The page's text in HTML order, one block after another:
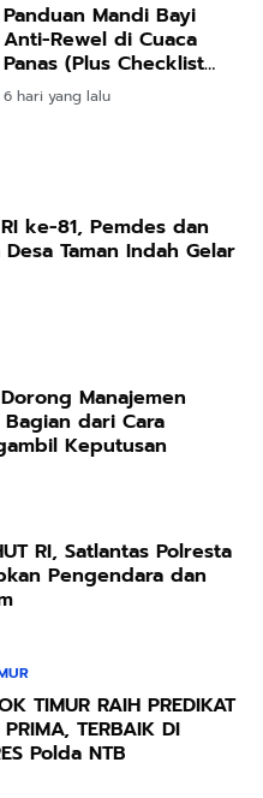
Panduan Mandi Bayi
Anti-Rewel di Cuaca
Panas (Plus Checklist
Singkat)
6 hari yang lalu
ke-81, Pemdes dan
Taman Indah Gelar
Manajemen
dari Cara
Keputusan
RI, Satlantas Polresta
Pengendara dan
TIMUR RAIH PREDIKAT
TERBAIK DI
Polda NTB